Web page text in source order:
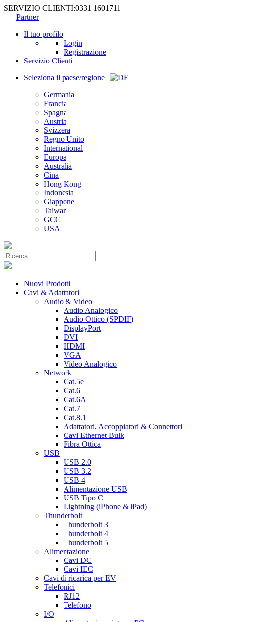
SERVIZIO CLIENTI:0331 1601711
Partner
Il tuo profilo
Login
Registrazione
Servizio Clienti
Seleziona il paese/regione
Germania
Francia
Spagna
Austria
Svizzera
Regno Unito
International
Europa
Australia
Cina
Hong Kong
Indonesia
Giappone
Taiwan
GCC
USA
Nuovi Prodotti
Cavi & Adattatori
Audio & Video
Audio Analogico
Audio Ottico (SPDIF)
DisplayPort
DVI
HDMI
VGA
Video Analogico
Network
Cat.5e
Cat.6
Cat.6A
Cat.7
Cat.8.1
Adattatori, Accoppiatori & Connettori
Cavi Ethernet Bulk
Fibra Ottica
USB
USB 2.0
USB 3.2
USB 4
Alimentazione USB
USB Tipo C
Lightning (iPhone & iPad)
Thunderbolt
Thunderbolt 3
Thunderbolt 4
Thunderbolt 5
Alimentazione
Cavi DC
Cavi IEC
Cavi di ricarica per EV
Telefonici
RJ12
Telefono
I/O